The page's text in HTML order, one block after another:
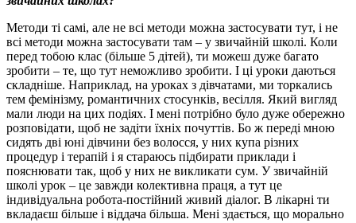
Методи ті самі, але не всі методи можна застосувати тут, і не
всі методи можна застосувати там – у звичайній школі. Коли
перед тобою клас (більше 5 дітей), ти можеш дуже багато
зробити – те, що тут неможливо зробити. І ці уроки даються
складніше. Наприклад, на уроках з дівчатами, ми торкались
тем фемінізму, романтичних стосунків, весілля. Який вигляд
мали люди на цих подіях. І мені потрібно було дуже обережно
розповідати, щоб не задіти їхніх почуттів. Бо ж переді мною
сидять дві юні дівчини без волосся, у них купа різних
процедур і терапій і я стараюсь підбирати приклади і
пояснювати так, щоб у них не викликати сум. У звичайній
школі урок – це завжди колективна праця, а тут це
індивідуальна робота-постійний живий діалог. В лікарні ти
вкладаєш більше і віддача більша. Мені здається, що морально